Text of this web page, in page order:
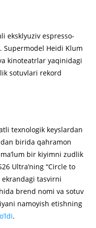
eksklyuziv espresso-
Heidi Klum
kinoteatrlar yaqinidagi
sotuvlari rekord
texnologik keyslardan
birida qahramon
bir kiyimni zudlik
Ultra’ning “Circle to
ekrandagi tasvirni
brend nomi va sotuv
namoyish etishning
.